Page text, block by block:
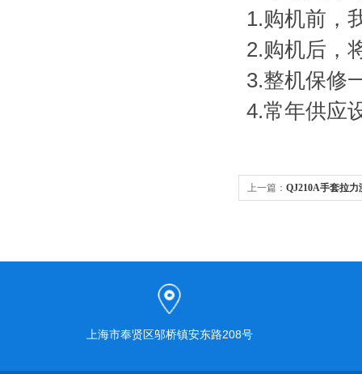
1.购机前，
2.购机后，
3.整机保修
4.常年供应
上一篇： QJ210A手套拉力
上海市奉贤区邬桥镇安东路208号